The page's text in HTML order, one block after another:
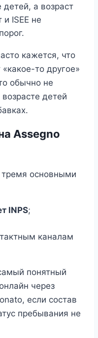
а возраст
и ISEE не
кажется, что
то другое»
обычно не
детей
Assegno
основными
INPS;
каналам
понятный
через
если состав
пребывания не